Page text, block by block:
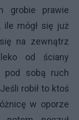
grobie prawie
ile mógł się już
na zewnątrz
od ściany
pod sobą ruch
robił to ktoś
w oporze